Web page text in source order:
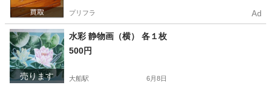
プリフラ Ad
売ります
水彩 静物画（横） 各１枚
500円
大船駅 6月8日